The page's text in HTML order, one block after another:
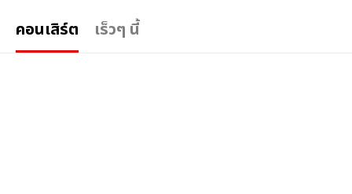
คอนเสิร์ต เร็วๆ นี้